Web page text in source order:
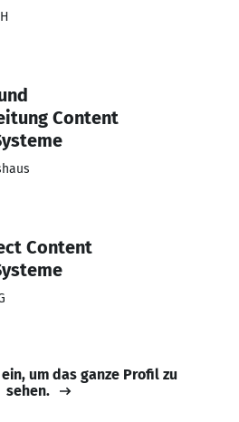
Content
Content
um das ganze Profil zu
sehen.